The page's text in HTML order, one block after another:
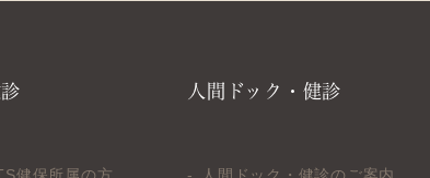
人間ドック・健診